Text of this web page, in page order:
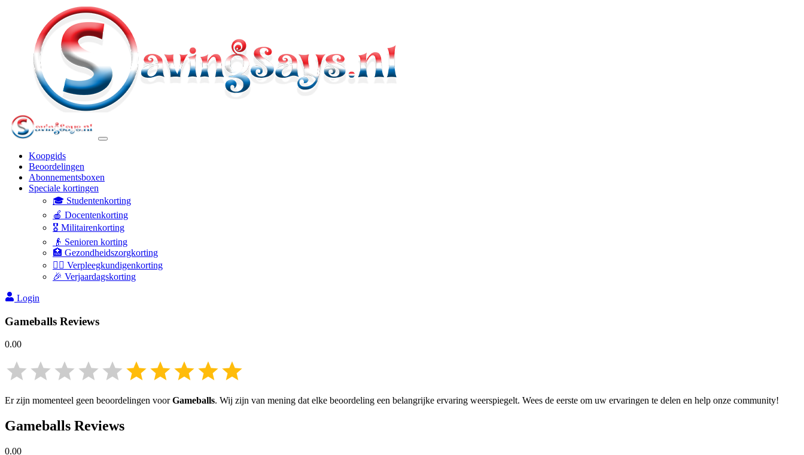
Koopgids
Beoordelingen
Abonnementsboxen
Speciale kortingen
🎓 Studentenkorting
🍎 Docentenkorting
🎖️ Militairenkorting
👴 Senioren korting
🏥 Gezondheidszorgkorting
👩‍⚕️ Verpleegkundigenkorting
🎉 Verjaardagskorting
Login
Gameballs Reviews
0.00
Er zijn momenteel geen beoordelingen voorGameballs. Wij zijn van mening dat elke beoordeling een belangrijke ervaring weerspiegelt. Wees de eerste om uw ervaringen te delen en help onze community!
Gameballs Reviews
0.00